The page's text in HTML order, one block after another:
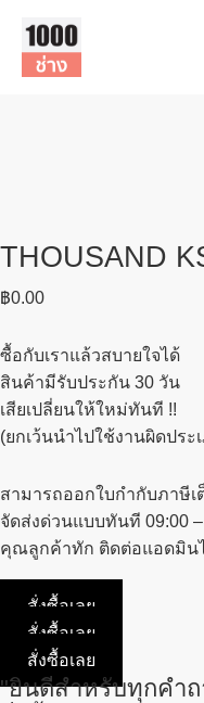
content
THOUSAND
฿0.00
ซื้อกับเราแล้วสบายใจได้
สินค้ามีรับประกัน 30 วัน
เสียเปลี่ยนให้ใหม่ทันที !!
(ยกเว้นนำไปใช้งานผิดประ
สามารถออกใบกำกับภาษีเ
จัดส่งด่วนแบบทันที 09:00 –
คุณลูกค้าทัก ติดต่อแอดมิน
สั่งซื้อเลย
สั่งซื้อเลย
สั่งซื้อเลย
"ยินดีสำหรับทุกคำ
Sale!
Sale!price
was: